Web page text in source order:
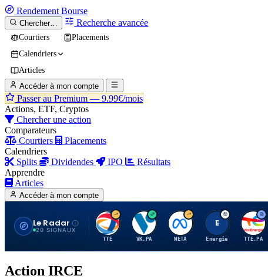
Rendement Bourse
Chercher… Recherche avancée
Courtiers
Placements
Calendriers
Articles
Accéder à mon compte
Passer au Premium — 9.99€/mois
Actions, ETF, Cryptos
Chercher une action
Comparateurs
Courtiers
Placements
Calendriers
Splits
Dividendes IPO
Résultats
Apprendre
Articles
Accéder à mon compte
Le Radar
20 SIGNAUX
T
TTE
V
VK.PA
M
META
E
Energie
T
TTE.PA
Action IRCE